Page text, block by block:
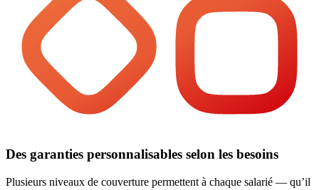
Des garanties personnalisables selon les besoins
Plusieurs niveaux de couverture permettent à chaque salarié — qu’il